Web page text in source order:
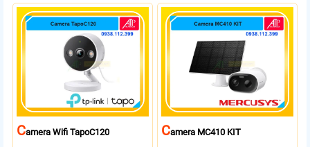
CAmera Wifi TapoC120 CAmera MC410 KIT